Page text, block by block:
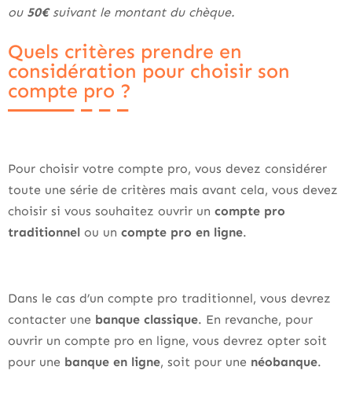
ou 50€suivant le montant du chèque.
Quels critères prendre en
considération pour choisir son
compte pro ?
Pour choisir votre compte pro, vous devez considérer
toute une série de critères mais avant cela, vous devez
choisir si vous souhaitez ouvrir un compte pro
traditionnel ou un compte pro en ligne.
Dans le cas d’un compte pro traditionnel, vous devrez
contacter une banque classique. En revanche, pour
ouvrir un compte pro en ligne, vous devrez opter soit
pour une banque en ligne, soit pour une néobanque.